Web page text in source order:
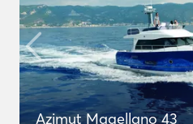
Azimut Magellano 43